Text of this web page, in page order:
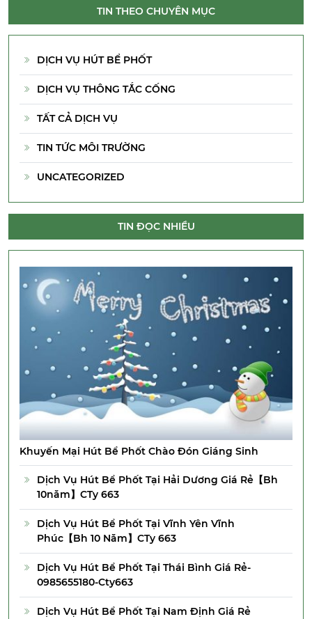
TIN THEO CHUYÊN MỤC
DỊCH VỤ HÚT BỂ PHỐT
DỊCH VỤ THÔNG TẮC CỐNG
TẤT CẢ DỊCH VỤ
TIN TỨC MÔI TRƯỜNG
UNCATEGORIZED
TIN ĐỌC NHIỀU
Khuyến Mại Hút Bể Phốt Chào Đón Giáng Sinh
Dịch Vụ Hút Bể Phốt Tại Hải Dương Giá Rẻ【Bh
10năm】CTy 663
Dịch Vụ Hút Bể Phốt Tại Vĩnh Yên Vĩnh
Phúc【Bh 10 Năm】CTy 663
Dịch Vụ Hút Bể Phốt Tại Thái Bình Giá Rẻ-
0985655180-Cty663
Dịch Vụ Hút Bể Phốt Tại Nam Định Giá Rẻ